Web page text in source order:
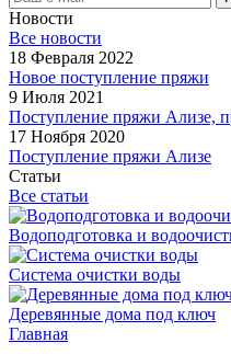
Новости
Все новости
18 Февраля 2022
Новое поступление пряжи
9 Июля 2021
Поступление пряжи Ализе,
17 Ноября 2020
Поступление пряжи Ализе
Статьи
Все статьи
Водоподготовка и
Система очистки воды
Деревянные дома под ключ
Главная